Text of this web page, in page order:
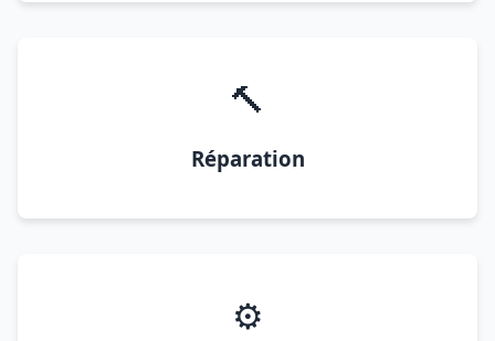
🔨
Réparation
⚙️